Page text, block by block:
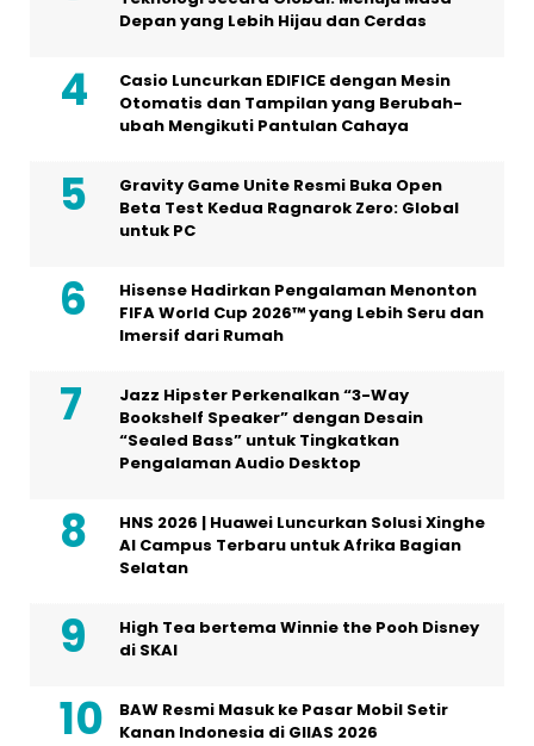
Depan yang Lebih Hijau dan Cerdas
Casio Luncurkan EDIFICE dengan Mesin
Otomatis dan Tampilan yang Berubah-
ubah Mengikuti Pantulan Cahaya
Gravity Game Unite Resmi Buka Open
Beta Test Kedua Ragnarok Zero: Global
untuk PC
Hisense Hadirkan Pengalaman Menonton
FIFA World Cup 2026™ yang Lebih Seru dan
Imersif dari Rumah
Jazz Hipster Perkenalkan “3-Way
Bookshelf Speaker” dengan Desain
“Sealed Bass” untuk Tingkatkan
Pengalaman Audio Desktop
HNS 2026 | Huawei Luncurkan Solusi Xinghe
AI Campus Terbaru untuk Afrika Bagian
Selatan
High Tea bertema Winnie the Pooh Disney
di SKAI
BAW Resmi Masuk ke Pasar Mobil Setir
Kanan Indonesia di GIIAS 2026